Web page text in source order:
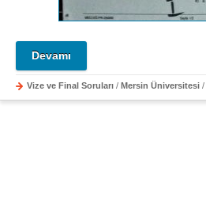
Devamı
Vize ve Final Soruları / Mersin Üniversitesi /